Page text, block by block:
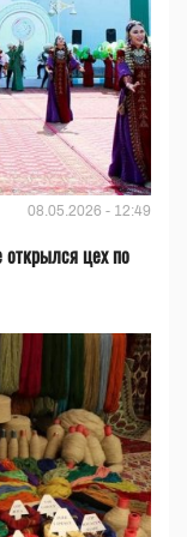
08.05.2026 - 12:49
открылся цех по